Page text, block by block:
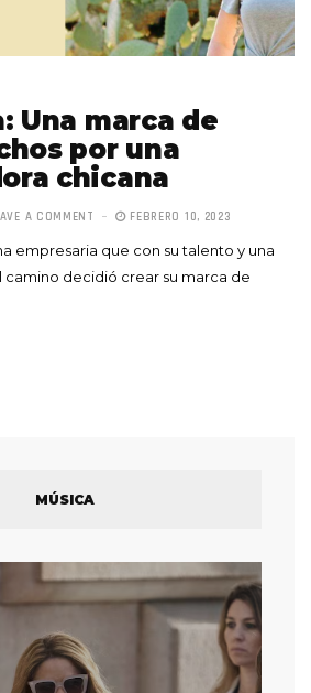
Una marca de
por una
chicana
A COMMENT FEBRERO 10, 2023
empresaria que con su talento y una
camino decidió crear su marca de
MÚSICA